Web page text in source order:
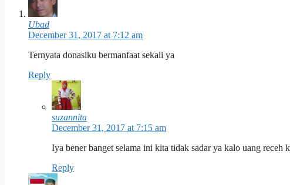
Ubad
December 31, 2017 at 7:12 am
Ternyata donasiku bermanfaat sekali ya
Reply
suzannita
December 31, 2017 at 7:15 am
Iya bener banget selama ini kita tidak sadar ya kalo uang receh
Reply